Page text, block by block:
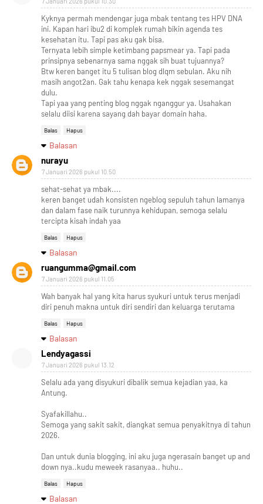
Kyknya permah mendengar juga mbak tentang tes HPV DNA
ini. Kapan hari ibu2 di komplek rumah bikin agenda tes
kesehatan itu. Tapi pas aku gak bisa.
Ternyata lebih simple ketimbang papsmear ya. Tapi pada
prinsipnya sebenarnya sama nggak sih buat tujuannya?
Btw keren banget itu 5 tulisan blog dlqm sebulan. Aku nih
masih angot2an. Gak tahu kenapa kek nggak sesemangat
dulu.
Tapi yaa yang penting blog nggak nganggur ya. Usahakan
selalu diisi karena sayang dah bayar domain haha.
Balas Hapus
Balasan
nurayu
7 Januari 2026 pukul 10.50
sehat-sehat ya mbak....
keren banget udah konsisten ngeblog sepuluh tahun lamanya
dan dalam fase naik turunnya kehidupan, semoga selalu
tercipta kisah indah yaa
Balas Hapus
Balasan
ruangumma@gmail.com
7 Januari 2026 pukul 11.05
Wah banyak hal yang kita harus syukuri untuk terus menjadi
diri penuh makna untuk diri sendiri dan keluarga terutama
Balas Hapus
Balasan
Lendyagassi
7 Januari 2026 pukul 13.12
Selalu ada yang disyukuri dibalik semua kejadian yaa, ka
Antung.
Syafakillahu..
Semoga yang sakit sakit, diangkat semua penyakitnya di tahun
2026.
Dan untuk dunia blogging, ini aku juga ngerasain banget up and
down nya..kudu meweek rasanyaa.. huhu..
Balas Hapus
Balasan